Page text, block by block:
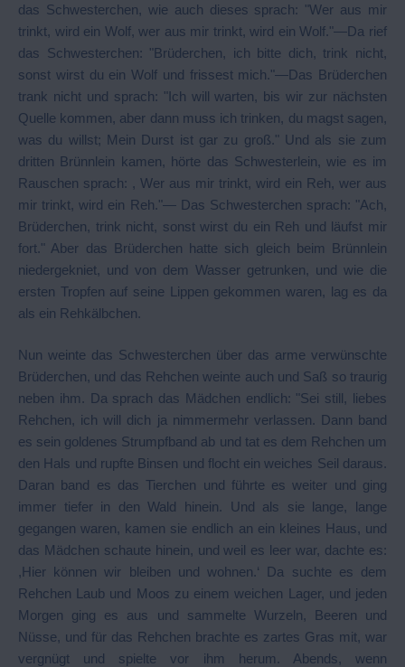
das Schwesterchen, wie auch dieses sprach: "Wer aus mir
trinkt, wird ein Wolf, wer aus mir trinkt, wird ein Wolf."—Da rief
das Schwesterchen: "Brüderchen, ich bitte dich, trink nicht,
sonst wirst du ein Wolf und frissest mich."—Das Brüderchen
trank nicht und sprach: "Ich will warten, bis wir zur nächsten
Quelle kommen, aber dann muss ich trinken, du magst sagen,
was du willst; Mein Durst ist gar zu groß." Und als sie zum
dritten Brünnlein kamen, hörte das Schwesterlein, wie es im
Rauschen sprach: , Wer aus mir trinkt, wird ein Reh, wer aus
mir trinkt, wird ein Reh."— Das Schwesterchen sprach: "Ach,
Brüderchen, trink nicht, sonst wirst du ein Reh und läufst mir
fort." Aber das Brüderchen hatte sich gleich beim Brünnlein
niedergekniet, und von dem Wasser getrunken, und wie die
ersten Tropfen auf seine Lippen gekommen waren, lag es da
als ein Rehkälbchen.
Nun weinte das Schwesterchen über das arme verwünschte
Brüderchen, und das Rehchen weinte auch und Saß so traurig
neben ihm. Da sprach das Mädchen endlich: "Sei still, liebes
Rehchen, ich will dich ja nimmermehr verlassen. Dann band
es sein goldenes Strumpfband ab und tat es dem Rehchen um
den Hals und rupfte Binsen und flocht ein weiches Seil daraus.
Daran band es das Tierchen und führte es weiter und ging
immer tiefer in den Wald hinein. Und als sie lange, lange
gegangen waren, kamen sie endlich an ein kleines Haus, und
das Mädchen schaute hinein, und weil es leer war, dachte es:
,Hier können wir bleiben und wohnen.‘ Da suchte es dem
Rehchen Laub und Moos zu einem weichen Lager, und jeden
Morgen ging es aus und sammelte Wurzeln, Beeren und
Nüsse, und für das Rehchen brachte es zartes Gras mit, war
vergnügt und spielte vor ihm herum. Abends, wenn